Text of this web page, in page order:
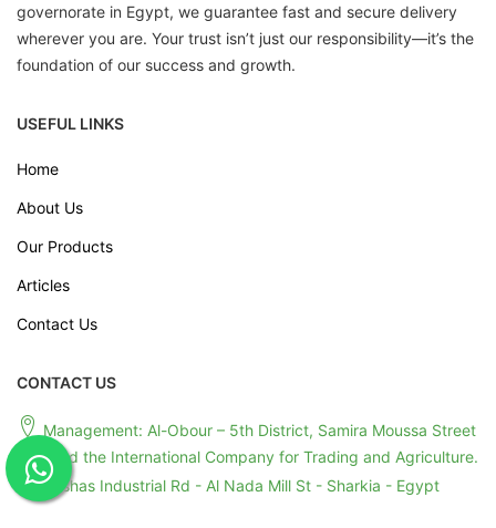
governorate in Egypt, we guarantee fast and secure delivery
wherever you are. Your trust isn’t just our responsibility—it’s the
foundation of our success and growth.
USEFUL LINKS
Home
About Us
Our Products
Articles
Contact Us
CONTACT US
Management: Al-Obour – 5th District, Samira Moussa Street
– Behind the International Company for Trading and Agriculture.
Anshas Industrial Rd - Al Nada Mill St - Sharkia - Egypt